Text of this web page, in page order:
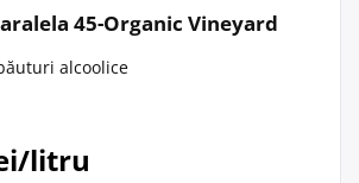
45-Organic Vineyard
alcoolice
litru